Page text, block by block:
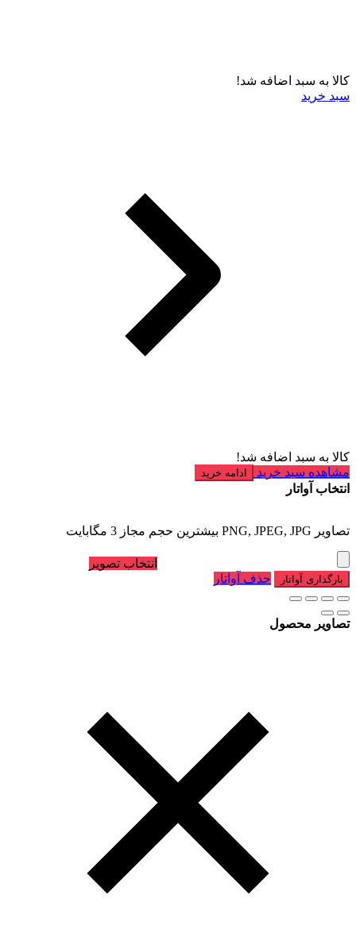
کالا به سبد اضافه شد!
سبد خرید
کالا به سبد اضافه شد!
مشاهده سبد خرید
ادامه خرید
انتخاب آواتار
تصاویر PNG, JPEG, JPG بیشترین حجم مجاز 3 مگابایت
انتخاب تصویر
بارگذاری آواتار حذف آواتار
تصاویر محصول